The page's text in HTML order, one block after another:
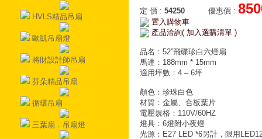
HVLS精品吊扇
歐凱吊扇燈
將財設計師吊扇
芬朵精品吊扇
循環吊扇
三葉扇．吊扇燈
定 價 : 54250 優惠價 :
置入購物車
產品洽詢( 加入選購清單 )
品名：52”飛碟珍白六燈扇
馬達：188mm * 15mm
適用坪數：4 – 6坪
顏色：珍珠白色
材質：金屬、合板葉片
電壓規格：110V/60HZ
燈具：6燈附小夜燈
光源：E27 LED *6另計，限用